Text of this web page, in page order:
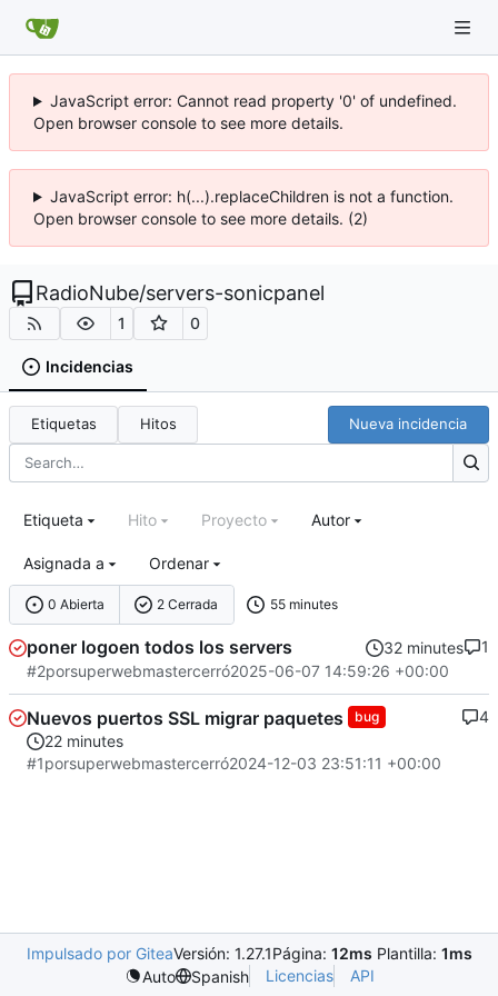
JavaScript error: Cannot read property '0' of undefined.
Open browser console to see more details.
JavaScript error: h(...).replaceChildren is not a function.
Open browser console to see more details. (2)
RadioNube/servers-sonicpanel
1 0
Incidencias
Etiquetas Hitos Nueva incidencia
0 Abierta 2 Cerrada 55 minutes
Etiqueta Hito Proyecto Autor
Asignada a Ordenar
poner logoen todos los servers
32 minutes
#2porsuperwebmastercerró2025-06-07 14:59:26 +00:00
1
Nuevos puertos SSL migrar paquetes bug
22 minutes
#1porsuperwebmastercerró2024-12-03 23:51:11 +00:00
4
Impulsado por GiteaVersión: 1.27.1Página: 12ms Plantilla: 1ms
Auto
Spanish Licencias API